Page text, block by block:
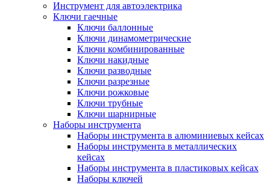
Инструмент для автоэлектрика
Ключи гаечные
Ключи баллонные
Ключи динамометрические
Ключи комбинированные
Ключи накидные
Ключи разводные
Ключи разрезные
Ключи рожковые
Ключи трубные
Ключи шарнирные
Наборы инструмента
Наборы инструмента в алюминиевых кейсах
Наборы инструмента в металлических
кейсах
Наборы инструмента в пластиковых кейсах
Наборы ключей